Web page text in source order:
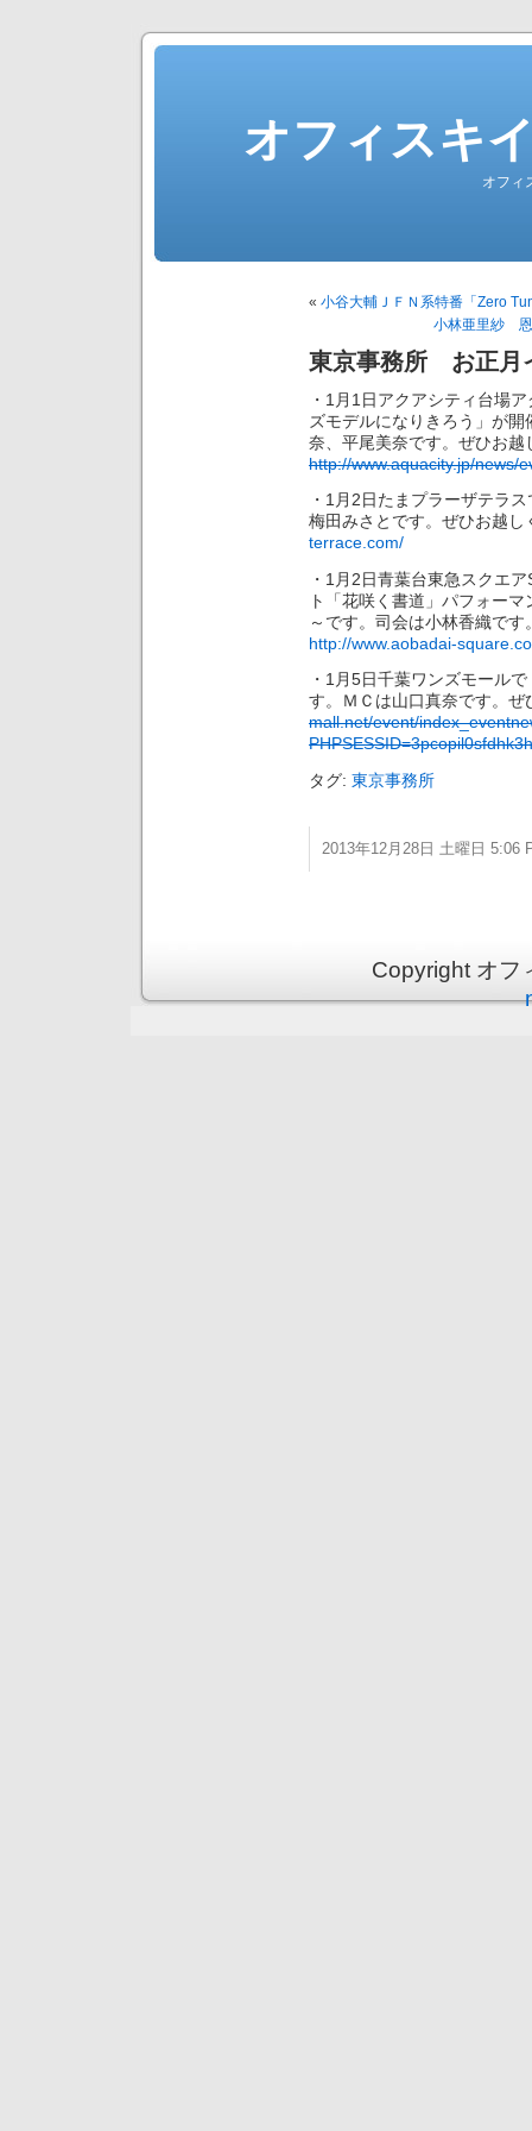
オフィスキ
オフィ
« 小谷大輔ＪＦＮ系特番「Zero
小林亜里紗 恩
東京事務所 お正月
・1月1日アクアシティ台場
ズモデルになりきろう」が
奈、平尾美奈です。ぜひお越
http://www.aquacity.jp/news/
・1月2日たまプラーザテラ
梅田みさとです。ぜひお越し
terrace.com/
・1月2日青葉台東急スクエ
ト「花咲く書道」パフォー
～です。司会は小林香織で
http://www.aobadai-
・1月5日千葉ワンズモール
す。ＭＣは山口真奈です。ぜ
mall.net/event/
タグ: 東京事務所
2013年12月28日 土曜日 5:06
Copyright オ